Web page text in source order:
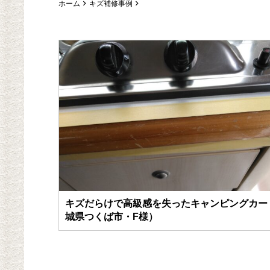
ホーム キズ補修事例
キズだらけで高級感を失ったキャンピングカー
城県つくば市・F様）